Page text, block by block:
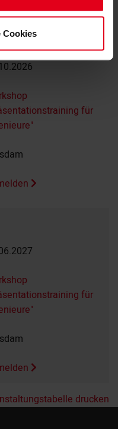
Cookies
für
für
drucken